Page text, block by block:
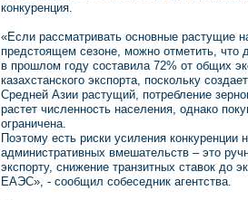
конкуренция.
«Если рассматривать основные растущие
предстоящем сезоне, можно отметить, что
в прошлом году составила 72% от общих
казахстанского экспорта, поскольку
Средней Азии растущий, потребление
растет численность населения, однако
ограничена.
Поэтому есть риски усиления конкуренции
административных вмешательств – это
экспорту, снижение транзитных ставок до
ЕАЭС», - сообщил собеседник агентства.